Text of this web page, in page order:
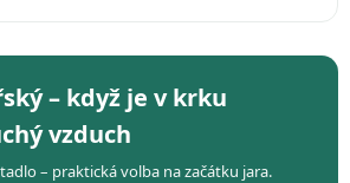
– když je v krku
vzduch
– praktická volba na začátku jara.